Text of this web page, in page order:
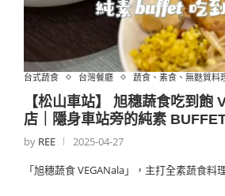
台式蔬食 台灣餐廳 蔬食、素食、無麩質料
【松山車站】 旭穗蔬食吃到飽
店｜隱身車站旁的純素
by REE
2025-04-27
「旭穗蔬食 VEGANala」，主打全素蔬食料